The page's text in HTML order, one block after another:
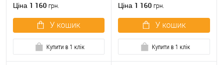
Ціна 1 160 грн.
У кошик
Купити в 1 клік
Ціна 1 160 грн.
У кошик
Купити в 1 клік